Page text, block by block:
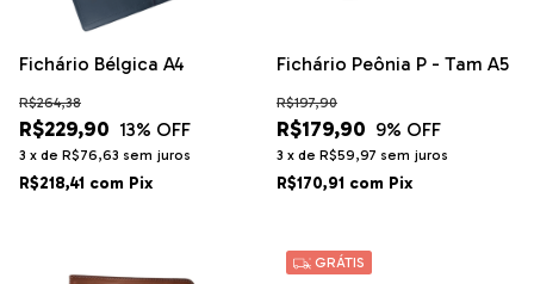
Fichário Bélgica A4
R$229,90
R$264,38
13% OFF
3 x de R$76,63 sem juros
R$218,41 com Pix
Fichário Peônia P - Tam A5
R$179,90
R$197,90
9% OFF
3 x de R$59,97 sem juros
R$170,91 com Pix
GRÁTIS